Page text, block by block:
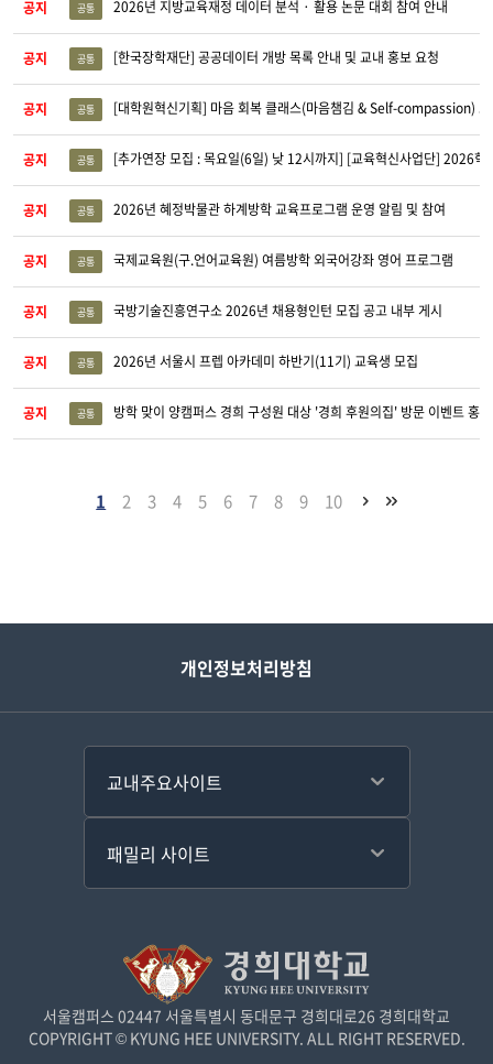
공지 공통 2026년 지방교육재정 데이터 분석 · 활용 논문 대회 참여 안내
공지 공통 [한국장학재단] 공공데이터 개방 목록 안내 및 교내 홍보 요청
공지 공통 [대학원혁신기획] 마음 회복 클래스(마음챔김 & Self-compassion)
공지 공통 [추가연장 모집 : 목요일(6일) 낮 12시까지] [교육혁신사업단] 2026학년
공지 공통 2026년 혜정박물관 하계방학 교육프로그램 운영 알림 및 참여
공지 공통 국제교육원(구.언어교육원) 여름방학 외국어강좌 영어 프로그램
공지 공통 국방기술진흥연구소 2026년 채용형인턴 모집 공고 내부 게시
공지 공통 2026년 서울시 프렙 아카데미 하반기(11기) 교육생 모집
공지 공통 방학 맞이 양캠퍼스 경희 구성원 대상 '경희 후원의집' 방문 이벤트 홍
1 2 3 4 5 6 7 8 9 10
개인정보처리방침
서울캠퍼스 02447 서울특별시 동대문구 경희대로26 경희대학교
COPYRIGHT © KYUNG HEE UNIVERSITY. ALL RIGHT RESERVED.